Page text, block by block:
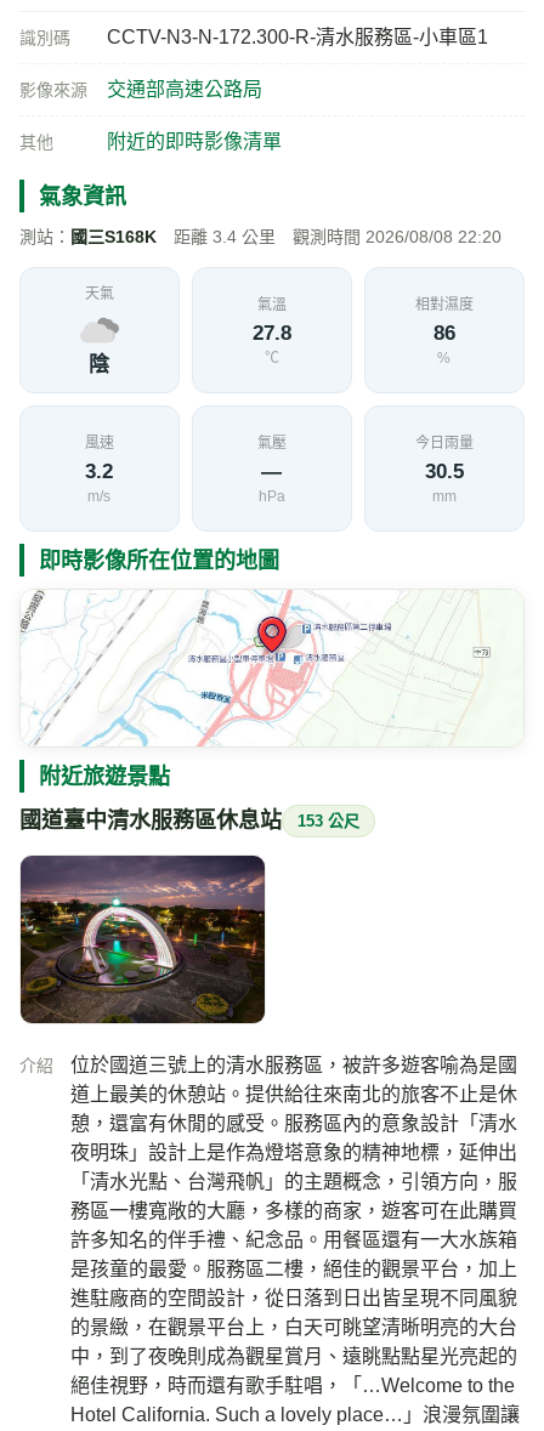
識別碼 CCTV-N3-N-172.300-R-清水服務區-小車區1
影像來源 交通部高速公路局
其他 附近的即時影像清單
氣象資訊
測站： 國三S168K 距離 3.4 公里 觀測時間 2026/08/08 22:20
天氣
陰
氣溫
27.8
℃
相對濕度
86
%
風速
3.2
m/s
氣壓
—
hPa
今日雨量
30.5
mm
即時影像所在位置的地圖
附近旅遊景點
國道臺中清水服務區休息站 153 公尺
介紹
位於國道三號上的清水服務區，被許多遊客喻為是國
道上最美的休憩站。提供給往來南北的旅客不止是休
憩，還富有休閒的感受。服務區內的意象設計「清水
夜明珠」設計上是作為燈塔意象的精神地標，延伸出
「清水光點、台灣飛帆」的主題概念，引領方向，服
務區一樓寬敞的大廳，多樣的商家，遊客可在此購買
許多知名的伴手禮、紀念品。用餐區還有一大水族箱
是孩童的最愛。服務區二樓，絕佳的觀景平台，加上
進駐廠商的空間設計，從日落到日出皆呈現不同風貌
的景緻，在觀景平台上，白天可眺望清晰明亮的大台
中，到了夜晚則成為觀星賞月、遠眺點點星光亮起的
絕佳視野，時而還有歌手駐唱，「…Welcome to the
Hotel California. Such a lovely place…」浪漫氛圍讓